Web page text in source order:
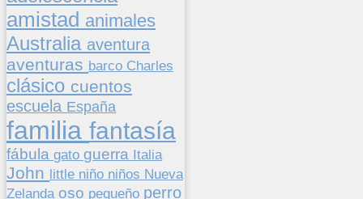
amistad animales
Australia aventura
aventuras barco Charles
clásico cuentos
escuela España
familia fantasía
fábula gato guerra Italia
John little niño niños Nueva
Zelanda oso pequeño perro